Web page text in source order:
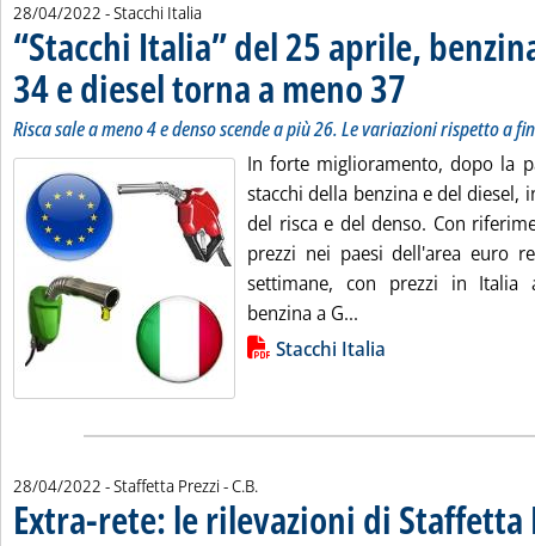
28/04/2022 - Stacchi Italia
“Stacchi Italia” del 25 aprile,
34 e diesel torna a meno 37
Risca sale a meno 4 e denso scende a più 26. Le variazioni rispetto a
In forte miglioramento, dopo la
stacchi della benzina e del
del risca e del denso. Con
prezzi nei paesi dell'area euro
settimane, con prezzi in Italia
benzina a G...
Lista allegati PDF alla notizia
Stacchi Italia
28/04/2022 - Staffetta Prezzi -di:
C.B.
Extra-rete: le rilevazioni di Staffetta